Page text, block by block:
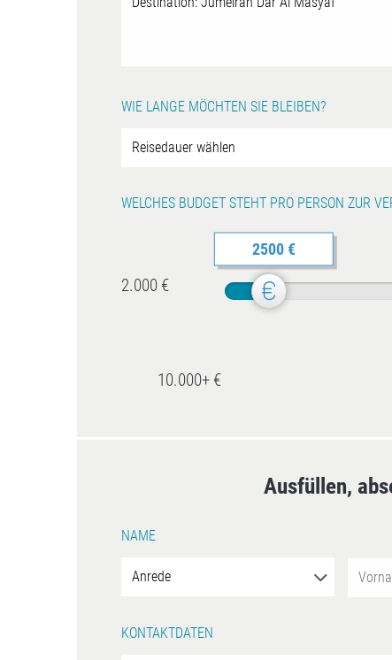
WIE LANGE MÖCHTEN SIE BLEIBEN?
WELCHES BUDGET STEHT PRO PERSON ZUR
2.000 €
2500 €
10.000+ €
Ausfüllen,
NAME
KONTAKTDATEN